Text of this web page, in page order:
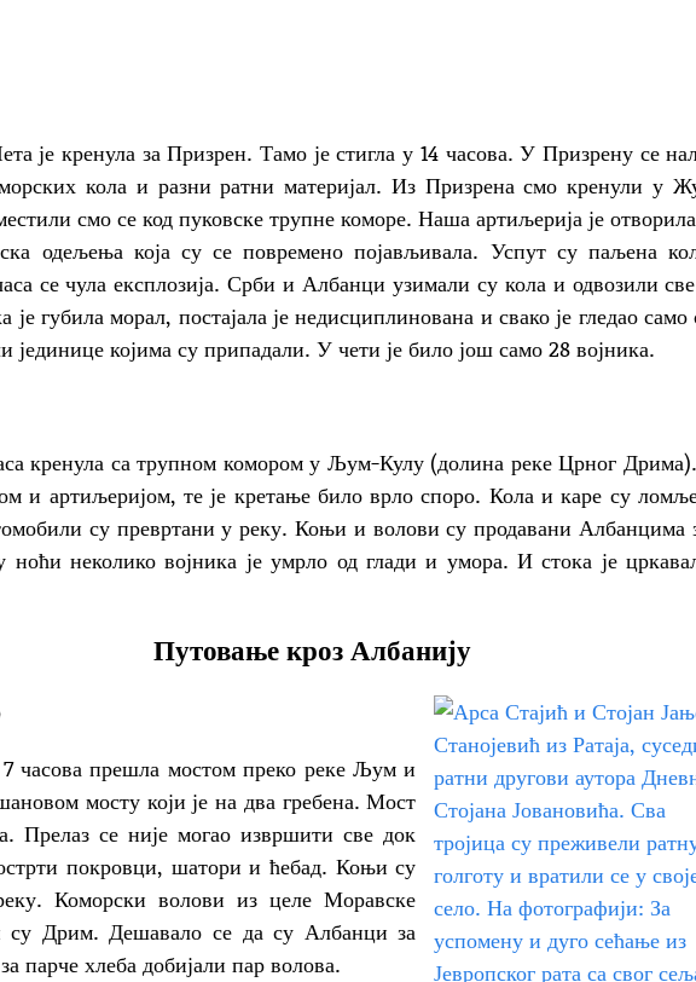
за Призрен. Тамо је стигла у 14 часова. У Призрену се
кола и разни ратни материјал. Из Призрена смо кренули у
смо се код пуковске трупне коморе. Наша артиљерија је
одељења која су се повремено појављивала. Успут су паљена
се чула експлозија. Срби и Албанци узимали су кола и одвозили
губила морал, постајала је недисциплинована и свако је гледао само
јединице којима су припадали. У чети је било још само 28 војника.
са трупном комором у Љум-Кулу (долина реке Црног
и артиљеријом, те је кретање било врло споро. Кола и каре су
су превртани у реку. Коњи и волови су продавани Албанцима
неколико војника је умрло од глади и умора. И стока је
Путовање кроз Албанију
прешла мостом преко реке Љум и
мосту који је на два гребена. Мост
Прелаз се није могао извршити све док
покровци, шатори и ћебад. Коњи су
Коморски волови из целе Моравске
су Дрим. Дешавало се да су Албанци за
парче хлеба добијали пар волова.